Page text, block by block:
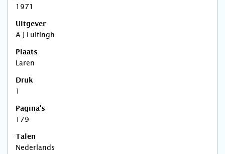
1971
Uitgever
A J Luitingh
Plaats
Laren
Druk
1
Pagina's
179
Talen
Nederlands